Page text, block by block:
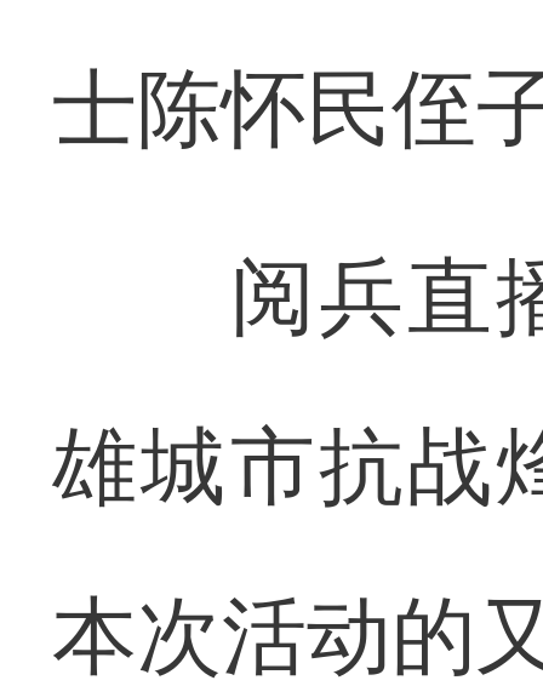
士陈怀民侄
阅兵直播
雄城市抗战
本次活动的